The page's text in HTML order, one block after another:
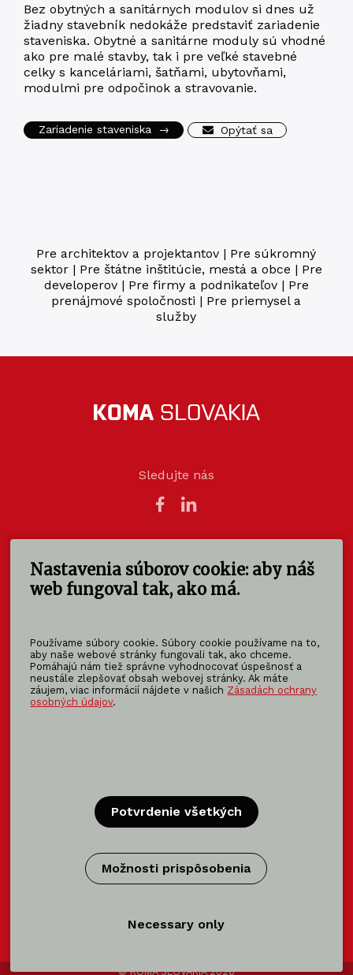
Nastavenia súborov cookie: aby náš
web fungoval tak, ako má.
Používame súbory cookie. Súbory cookie používame na to,
aby naše webové stránky fungovali tak, ako chceme.
Pomáhajú nám tiež správne vyhodnocovať úspešnosť a
neustále zlepšovať obsah webovej stránky. Ak máte
záujem, viac informácií nájdete v našich Zásadách ochrany
osobných údajov.
Potvrdenie všetkých
Možnosti prispôsobenia
Necessary only
Bez obytných a sanitárnych modulov si dnes už
žiadny stavebník nedokáže predstaviť zariadenie
staveniska. Obytné a sanitárne moduly sú vhodné
ako pre malé stavby, tak i pre veľké stavebné
celky s kanceláriami, šatňami, ubytovňami,
modulmi pre odpočinok a stravovanie.
Zariadenie staveniska → Opýtať sa
Pre architektov a projektantov | Pre súkromný
sektor| Pre štátne inštitúcie, mestá a obce | Pre
developerov| Pre firmy a podnikateľov| Pre
prenájmové spoločnosti | Pre priemysel a
služby
Sledujte nás
KOMA SLOVAKIA s.r.o.
Štúrova 140
949 01 Nitra - Mlynárce
info@koma-slovakia.sk
+ 421 37 6518 325
Patríme do rodiny KOMA FAMILY
© KOMA SLOVAKIA 2026